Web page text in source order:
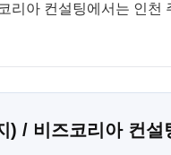
리아 컨설팅에서는 인
) / 비즈코리아 컨설